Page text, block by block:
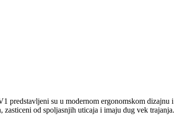
su u modernom ergonomskom dizajnu
od spoljasnjih uticaja i imaju dug vek trajanja.